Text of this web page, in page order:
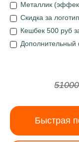
Металлик
Скидка за
Кешбек 500 руб
Быстрая